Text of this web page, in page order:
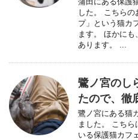
した。 こちら
プ」という猫カ
ます。 ほかに
あります。 ...
鷺ノ宮のし
たので、徹
鷺ノ宮にある猫
ました。 こち
いる保護猫カフ